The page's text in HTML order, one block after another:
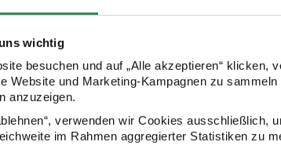
wichtig
besuchen und auf „Alle akzeptieren“ klicken,
Website und Marketing-Kampagnen zu
anzuzeigen.
verwenden wir Cookies ausschließlich,
im Rahmen aggregierter Statistiken zu